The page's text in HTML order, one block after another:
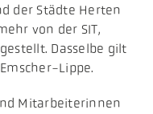
der Städte Herten
von der SIT,
Dasselbe gilt
Lippe.
Mitarbeiterinnen